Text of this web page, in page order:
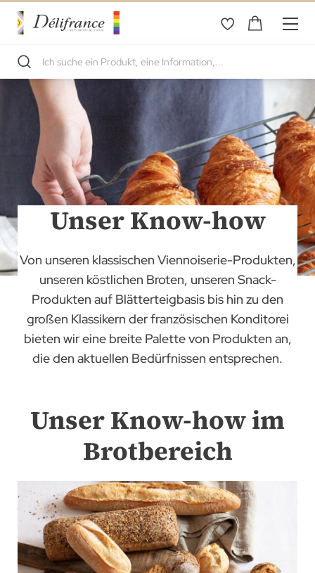
Unser Know-how
Von unseren klassischen Viennoiserie-Produkten,
unseren köstlichen Broten, unseren Snack-
Produkten auf Blätterteigbasis bis hin zu den
großen Klassikern der französischen Konditorei
bieten wir eine breite Palette von Produkten an,
die den aktuellen Bedürfnissen entsprechen.
Unser Know-how im
Brotbereich